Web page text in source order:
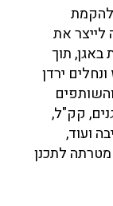
להקמת
לייצר את
באגן, תוך
ירדן
קק"ל,
ועוד,
לתכנן